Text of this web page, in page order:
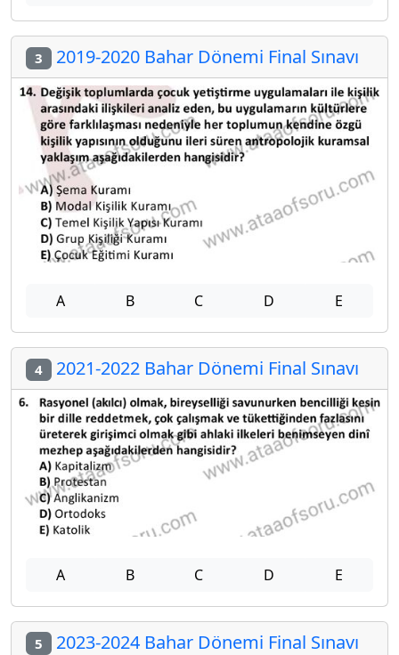
3 2019-2020 Bahar Dönemi Final Sınavı
A B C D E
4 2021-2022 Bahar Dönemi Final Sınavı
A B C D E
5 2023-2024 Bahar Dönemi Final Sınavı